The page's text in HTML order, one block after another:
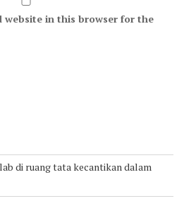
website in this browser for the
di ruang tata kecantikan dalam